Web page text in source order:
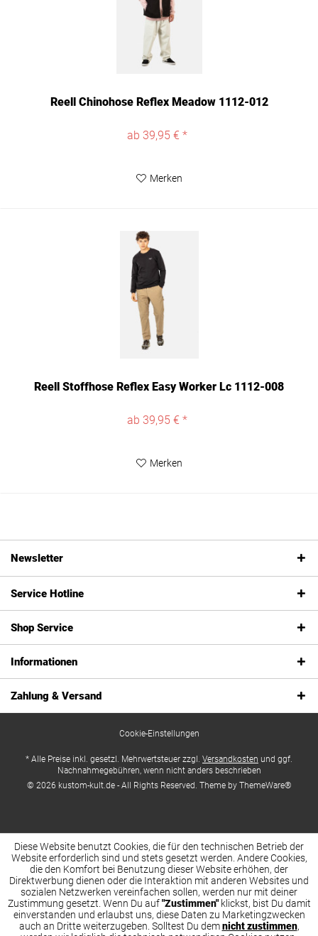
Reell Chinohose Reflex Meadow 1112-012
ab 39,95 € *
Merken
Reell Stoffhose Reflex Easy Worker Lc 1112-008
ab 39,95 € *
Merken
Newsletter
Service Hotline
Shop Service
Informationen
Zahlung & Versand
Cookie-Einstellungen
* Alle Preise inkl. gesetzl. Mehrwertsteuer zzgl. Versandkosten und ggf.
Nachnahmegebühren, wenn nicht anders beschrieben
© 2026 kustom-kult.de - All Rights Reserved. Theme by ThemeWare®
Diese Website benutzt Cookies, die für den technischen Betrieb der
Website erforderlich sind und stets gesetzt werden. Andere Cookies,
die den Komfort bei Benutzung dieser Website erhöhen, der
Direktwerbung dienen oder die Interaktion mit anderen Websites und
sozialen Netzwerken vereinfachen sollen, werden nur mit deiner
Zustimmung gesetzt. Wenn Du auf"Zustimmen"klickst, bist Du damit
einverstanden und erlaubst uns, diese Daten zu Marketingzwecken
auch an Dritte weiterzugeben. Solltest Du demnicht zustimmen,